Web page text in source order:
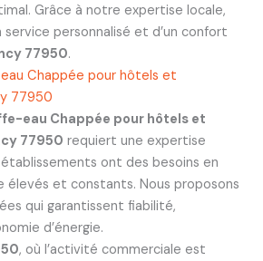
Grâce à notre expertise locale,
service personnalisé et d’un confort
77950.
Chappée pour hôtels et
77950
eau Chappée pour hôtels et
77950 requiert une expertise
ont des besoins en
élevés et constants. Nous proposons
qui garantissent fiabilité,
d’énergie.
, où l’activité commerciale est